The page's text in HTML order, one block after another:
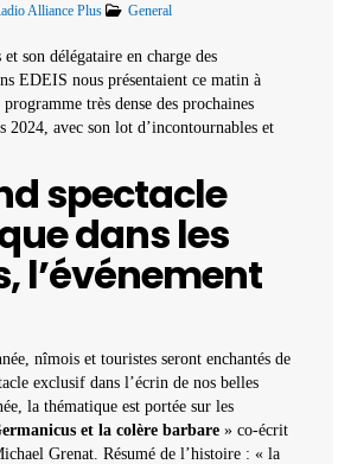
Alliance Plus General
son délégataire en charge des
EDEIS nous présentaient ce matin à
très dense des prochaines
2024, avec son lot d’incontournables et
spectacle
dans les
l’événement
nîmois et touristes seront enchantés de
exclusif dans l’écrin de nos belles
la thématique est portée sur les
et la colère barbare » co-écrit
Grenat. Résumé de l’histoire : « la